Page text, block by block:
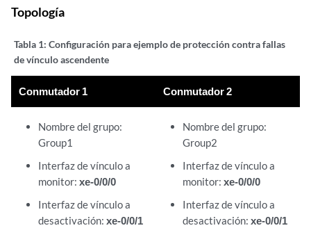
Topología
Tabla 1: Configuración para ejemplo de protección contra fallas
de vínculo ascendente
Conmutador 1 Conmutador 2
Nombre del grupo:
Group1
Interfaz de vínculo a
monitor: xe-0/0/0
Interfaz de vínculo a
desactivación: xe-0/0/1
Nombre del grupo:
Group2
Interfaz de vínculo a
monitor: xe-0/0/0
Interfaz de vínculo a
desactivación: xe-0/0/1